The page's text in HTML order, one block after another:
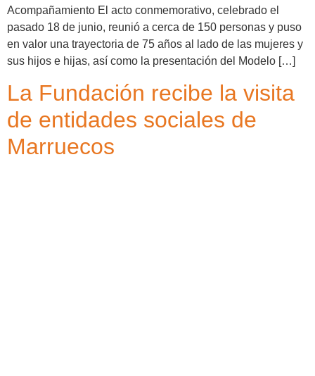
Acompañamiento El acto conmemorativo, celebrado el
pasado 18 de junio, reunió a cerca de 150 personas y puso
en valor una trayectoria de 75 años al lado de las mujeres y
sus hijos e hijas, así como la presentación del Modelo […]
La Fundación recibe la visita
de entidades sociales de
Marruecos